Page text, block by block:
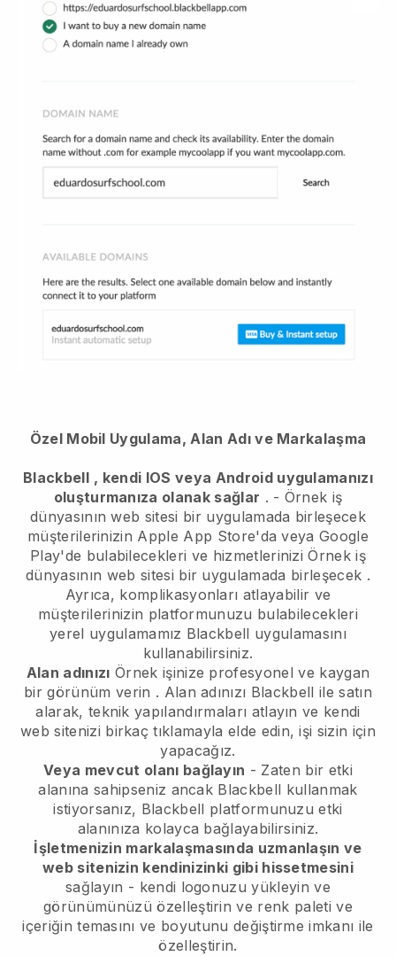
Özel Mobil Uygulama, Alan Adı ve Markalaşma
Blackbell , kendi IOS veya Android uygulamanızı
oluşturmanıza olanak sağlar . - Örnek iş
dünyasının web sitesi bir uygulamada birleşecek
müşterilerinizin Apple App Store'da veya Google
Play'de bulabilecekleri ve hizmetleriniziÖrnek iş
dünyasının web sitesi bir uygulamada birleşecek .
Ayrıca, komplikasyonları atlayabilir ve
müşterilerinizin platformunuzu bulabilecekleri
yerel uygulamamız Blackbell uygulamasını
kullanabilirsiniz.
Alan adınızı Örnek işinize profesyonel ve kaygan
bir görünüm verin . Alan adınızı Blackbell ile satın
alarak, teknik yapılandırmaları atlayın ve kendi
web sitenizi birkaç tıklamayla elde edin, işi sizin için
yapacağız.
Veya mevcut olanı bağlayın - Zaten bir etki
alanına sahipseniz ancak Blackbell kullanmak
istiyorsanız, Blackbell platformunuzu etki
alanınıza kolayca bağlayabilirsiniz.
İşletmenizin markalaşmasında uzmanlaşın ve
web sitenizin kendinizinki gibi hissetmesini
sağlayın - kendi logonuzu yükleyin ve
görünümünüzü özelleştirin ve renk paleti ve
içeriğin temasını ve boyutunu değiştirme imkanı ile
özelleştirin.